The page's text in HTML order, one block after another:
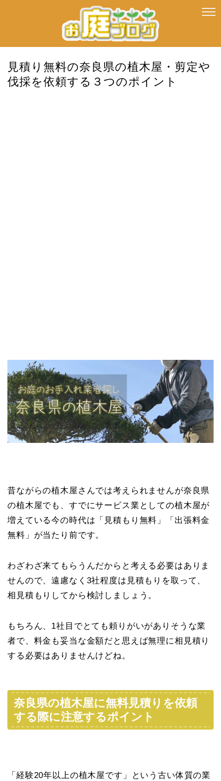
見積り無料の奈良県の植木屋・剪定や
伐採を依頼する３つのポイント
昔ながらの植木屋さんでは考えられませんが奈良県
の植木屋でも、すでにサービス業としての植木屋が
増えている今の時代は「見積もり無料」「出張料金
無料」が当たり前です。
わざわざ来てもらうんだからと考える必要はありま
せんので、遠慮なく3社程度は見積もりを取って、
相見積もりしてから検討しましょう。
もちろん、1社目でとても頼りがいがありそうな業
者で、料金も妥当な金額だと思えば無理に相見積り
する必要はありませんけどね。
奈良県の植木屋に無料見積りを依頼
する際に注意するポイント
「経験20年以上の植木屋です」という古い体質の業